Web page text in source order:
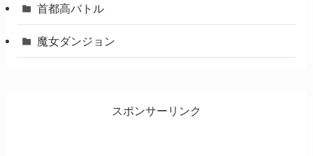
首都高バトル
魔女ダンジョン
スポンサーリンク